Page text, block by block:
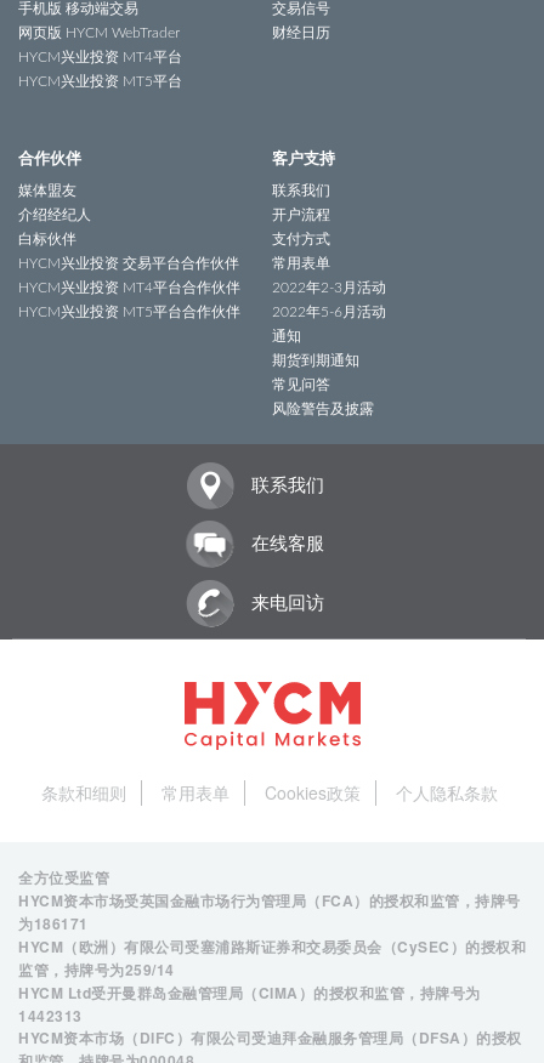
手机版 移动端交易
网页版 HYCM WebTrader
HYCM兴业投资 MT4平台
HYCM兴业投资 MT5平台
交易信号
财经日历
合作伙伴
媒体盟友
介绍经纪人
白标伙伴
HYCM兴业投资 交易平台合作伙伴
HYCM兴业投资 MT4平台合作伙伴
HYCM兴业投资 MT5平台合作伙伴
客户支持
联系我们
开户流程
支付方式
常用表单
2022年2-3月活动
2022年5-6月活动
通知
期货到期通知
常见问答
风险警告及披露
联系我们
在线客服
来电回访
条款和细则 常用表单 Cookies政策 个人隐私条款
全方位受监管
HYCM资本市场受英国金融市场行为管理局（FCA）的授权和监管，持牌号
为186171
HYCM（欧洲）有限公司受塞浦路斯证券和交易委员会（CySEC）的授权和
监管，持牌号为259/14
HYCM Ltd受开曼群岛金融管理局（CIMA）的授权和监管，持牌号为
1442313
HYCM资本市场（DIFC）有限公司受迪拜金融服务管理局（DFSA）的授权